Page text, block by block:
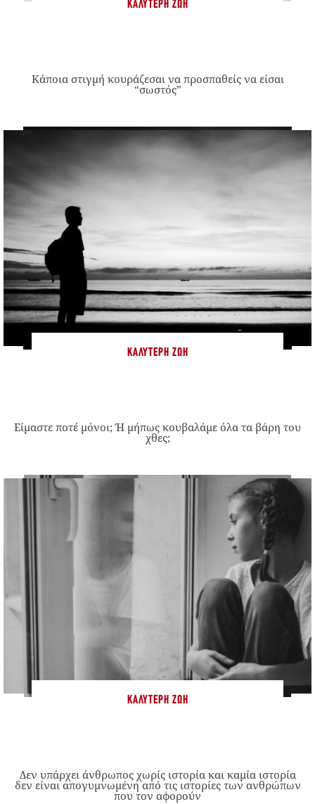
ΚΑΛΎΤΕΡΗ ΖΩΉ
Κάποια στιγμή κουράζεσαι να προσπαθείς να είσαι
“σωστός”
ΚΑΛΎΤΕΡΗ ΖΩΉ
Είμαστε ποτέ μόνοι; Ή μήπως κουβαλάμε όλα τα βάρη του
χθες;
ΚΑΛΎΤΕΡΗ ΖΩΉ
Δεν υπάρχει άνθρωπος χωρίς ιστορία και καμία ιστορία
δεν είναι απογυμνωμένη από τις ιστορίες των ανθρώπων
που τον αφορούν